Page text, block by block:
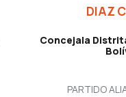
DIAZ
Concejala
PARTIDO